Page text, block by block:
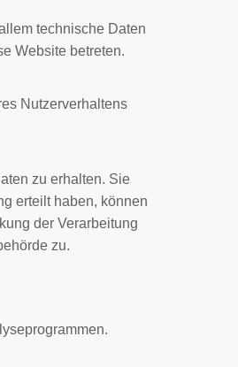
technische Daten
Website betreten.
Nutzerverhaltens
zu erhalten. Sie
erteilt haben, können
der Verarbeitung
zu.